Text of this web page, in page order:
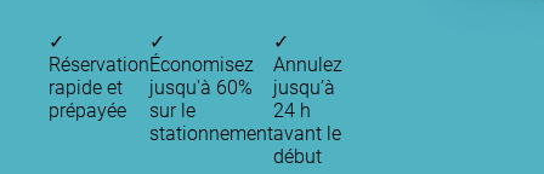
✓
Réservation
rapide et
prépayée
✓
Économisez
jusqu'à 60%
sur le
stationnement
✓
Annulez
jusqu’à
24 h
avant le
début